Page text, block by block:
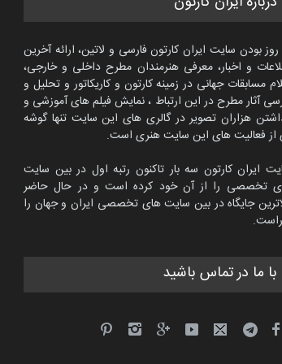
بودن سایت ایران کارتون فارسی و لاتین، ارائه آخرین
و اخبار، معرفی هنرمندان مطرح داخلی و خارجی،
مسابقات جهانی در زمینه کارتون و کاریکاتور و تحلیل و
آثار مطرح در این ارتباط ، نمایش فیلم های آموزشی و
هزاران تصویر در گالری های این سایت تنها گوشه
از فعالیت های این سایت هنری است.
ایران کارتون سه بار تاکنون رتبه اول در بین سایت
تخصصی را از آن خود کرده است و در حال حاضر
جایگاه در بین سایت های تخصصی ایران و جهان را
با ما در تماس باشید
الحباره از عربستان سعودی